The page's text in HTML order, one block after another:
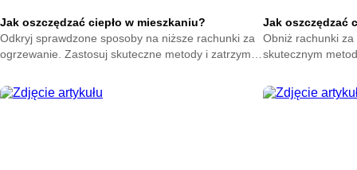
Jak oszczędzać ciepło w mieszkaniu?
Odkryj sprawdzone sposoby na niższe rachunki za
ogrzewanie. Zastosuj skuteczne metody i zatrzymaj
Jak oszczędzać
Obniż rachunki
skutecznym
oszczędzać już